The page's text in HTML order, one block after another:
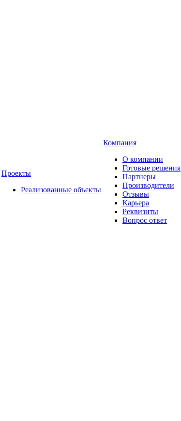
Проекты
Реализованные объекты
Компания
О компании
Готовые решения
Партнеры
Производители
Отзывы
Карьера
Реквизиты
Вопрос ответ